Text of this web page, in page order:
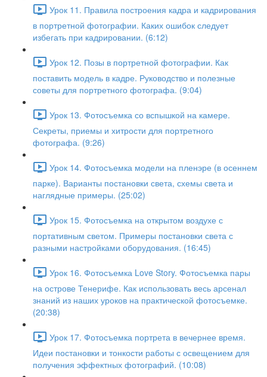
Урок 11. Правила построения кадра и кадрирования
в портретной фотографии. Каких ошибок следует
избегать при кадрировании. (6:12)
Урок 12. Позы в портретной фотографии. Как
поставить модель в кадре. Руководство и полезные
советы для портретного фотографа. (9:04)
Урок 13. Фотосъемка со вспышкой на камере.
Секреты, приемы и хитрости для портретного
фотографа. (9:26)
Урок 14. Фотосъемка модели на пленэре (в осеннем
парке). Варианты постановки света, схемы света и
наглядные примеры. (25:02)
Урок 15. Фотосъемка на открытом воздухе с
портативным светом. Примеры постановки света с
разными настройками оборудования. (16:45)
Урок 16. Фотосъемка Love Story. Фотосъемка пары
на острове Тенерифе. Как использовать весь арсенал
знаний из наших уроков на практической фотосъемке.
(20:38)
Урок 17. Фотосъемка портрета в вечернее время.
Идеи постановки и тонкости работы с освещением для
получения эффектных фотографий. (10:08)